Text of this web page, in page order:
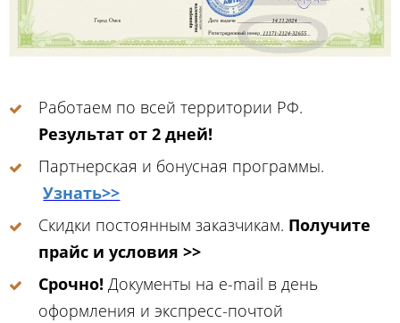
Работаем по всей территории РФ.
Результат от 2 дней!
Партнерская и бонусная программы.
Узнать>>
Скидки постоянным заказчикам. Получите
прайс и условия >>
Срочно! Документы на e-mail в день
оформления и экспресс-почтой